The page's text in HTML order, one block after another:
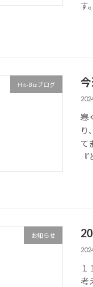
す
Hit-Bizブログ
寒
り
て
お知らせ
考